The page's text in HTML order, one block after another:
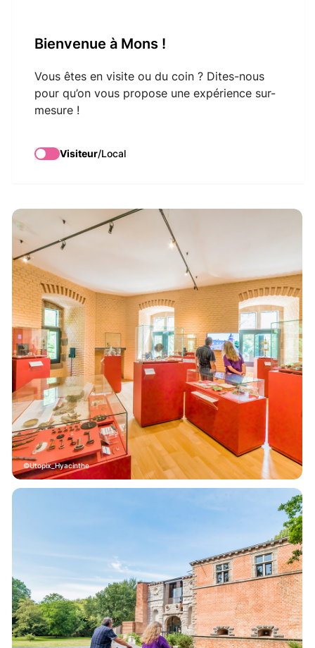
Bienvenue à Mons !
Vous êtes en visite ou du coin ? Dites-nous
pour qu’on vous propose une expérience sur-
mesure !
Visiteur/Local
À la découverte du
Château de Boussu
Utopix_Hyacinthe